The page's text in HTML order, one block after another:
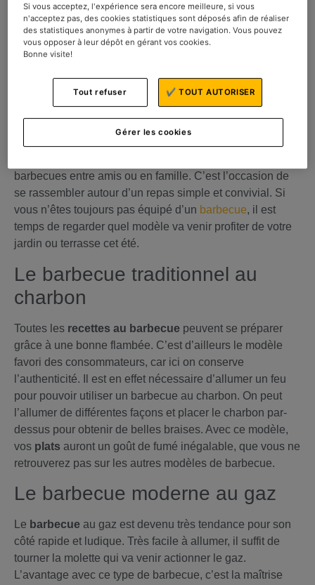
les grilléesnocturnes. Avez-vous envie de changement
cette année ? Confectionner des idées derepasqui
changent et de toutcuireau barbecue ? Mais alors,
comment bien choisir son barbecue
recettes originales et goûteuses ? Voici toutes nos
astuces et conseils.
Quel barbecue choisir ?
barbecues entre amis ou en famille. C’est l’occasion de
se rassembler autour d’un repas simple et convivial. Si
vous n’êtes toujours pas équipé d’un barbecue, il est
temps de regarder quel modèle va venir profiter de votre
jardin ou terrasse cet été.
Le barbecue traditionnel au
charbon
Toutes les recettes au barbecue peuvent se préparer
grâce à une bonne flambée. C’est d’ailleurs le modèle
favori des consommateurs, car ici on conserve
l’authenticité. Il est en effet nécessaire d’allumer un feu
pour pouvoir utiliser un barbecue au charbon. On peut
l’allumer de différentes façons et placer le charbon par-
dessus pour obtenir de belles braises. Avec ce modèle,
vos plats auront un goût de fumé inégalable, que vous ne
retrouverez pas sur les autres modèles de barbecue.
Le barbecue moderne au gaz
Le barbecue au gaz est devenu très tendance pour son
côté rapide et ludique. Très facile à allumer, il suffit de
tourner la molette qui va venir actionner le gaz.
L’avantage avec ce type de barbecue, c’est la maîtrise
Si vous acceptez, l'expérience sera encore meilleure, si vous
n'acceptez pas, des cookies statistiques sont déposés afin de réaliser
des statistiques anonymes à partir de votre navigation. Vous pouvez
vous opposer à leur dépôt en gérant vos cookies.
Bonne visite!
Gérer les cookies
Tout refuser ✔ TOUT AUTORISER